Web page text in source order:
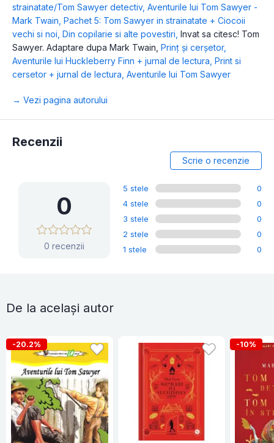
strainatate/Tom Sawyer detectiv, Aventurile lui Tom Sawyer -
Mark Twain Pachet 5: Tom Sawyer in strainatate + Ciocoii
vechi si noi Din copilarie si alte povestiri Invat sa citesc! Tom
Sawyer. Adaptare dupa Mark Twain Prinț și cerșetor,
Aventurile lui Huckleberry Finn + jurnal de lectura Print si
cersetor + jurnal de lectura Aventurile lui Tom Sawyer
→ Vezi pagina autorului
Recenzii
Scrie o recenzie
0
0 recenzii
5 stele
0
4 stele
0
3 stele
0
2 stele
0
1 stele
0
De la același autor
-20.2% -10%